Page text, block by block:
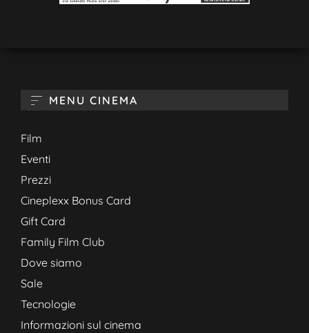
MENU CINEMA
Film
Eventi
Prezzi
Cineplexx Bonus Card
Gift Card
Family Film Club
Dove siamo
Sale
Tecnologie
Informazioni sul cinema